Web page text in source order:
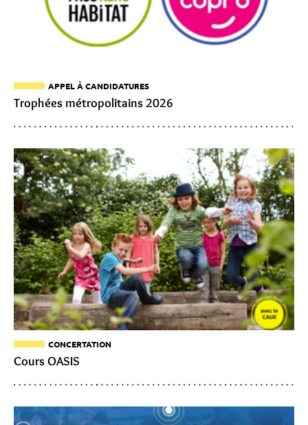
APPEL À CANDIDATURES
Trophées métropolitains 2026
CONCERTATION
Cours OASIS